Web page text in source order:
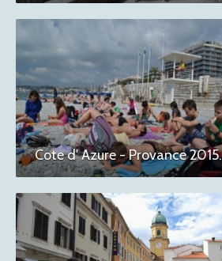
Cote d' Azure - Provance